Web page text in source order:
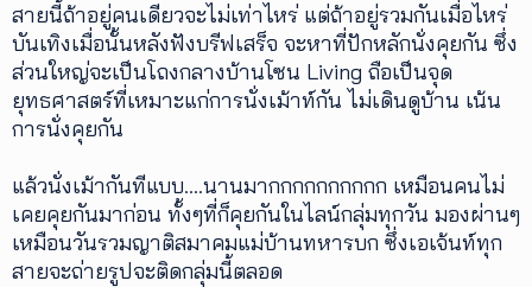
สายนี้ถ้าอยู่คนเดียวจะไม่เท่าไหร่ แต่ถ้าอยู่รวมกันเมื่อไหร่
บันเทิงเมื่อนั้นหลังฟังบรีฟเสร็จ จะหาที่ปักหลักนั่งคุยกัน ซึ่ง
ส่วนใหญ่จะเป็นโถงกลางบ้านโซน Living ถือเป็นจุด
ยุทธศาสตร์ที่เหมาะแก่การนั่งเม้าท์กัน ไม่เดินดูบ้าน เน้น
การนั่งคุยกัน
แล้วนั่งเม้ากันทีแบบ....นานมากกกกกกกกกก เหมือนคนไม่
เคยคุยกันมาก่อน ทั้งๆที่ก็คุยกันในไลน์กลุ่มทุกวัน มองผ่านๆ
เหมือนวันรวมญาติสมาคมแม่บ้านทหารบก ซึ่งเอเจ้นท์ทุก
สายจะถ่ายรูปจะติดกลุ่มนี้ตลอด